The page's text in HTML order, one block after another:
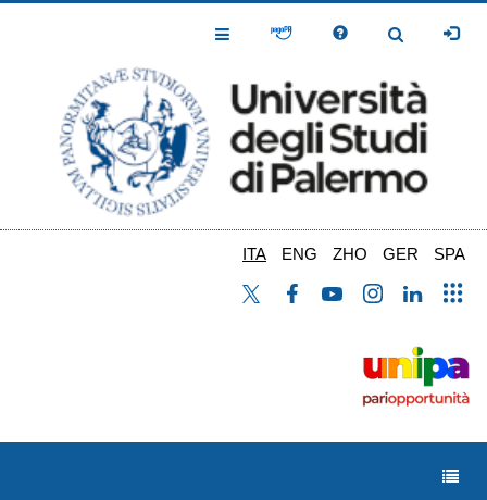
Toggle
Toggle
ITA ENG ZHO GER SPA